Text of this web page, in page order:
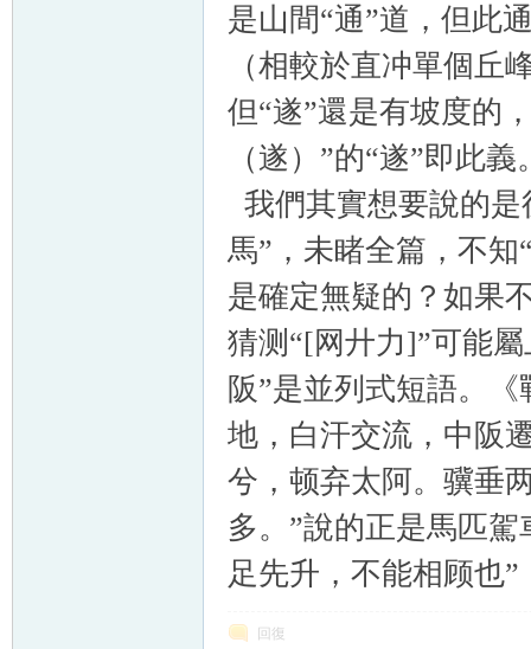
是山間“通”道，但此
（相較於直冲單個丘
但“遂”還是有坡度的
（遂）”的“遂”即此義
我們其實想要說的是
馬”，未睹全篇，不
是確定無疑的？如果
猜测“[网廾力]”可能
阪”是並列式短語。
地，白汗交流，中阪
兮，顿弃太阿。骥垂
多。”說的正是馬匹駕
足先升，不能相顾也
回復